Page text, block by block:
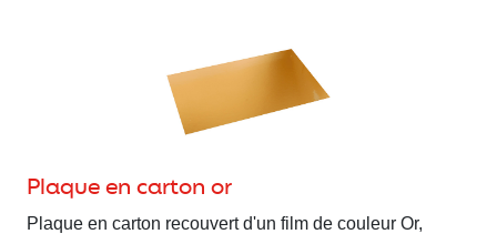
Plaque en carton or
Plaque en carton recouvert d'un film de couleur Or,